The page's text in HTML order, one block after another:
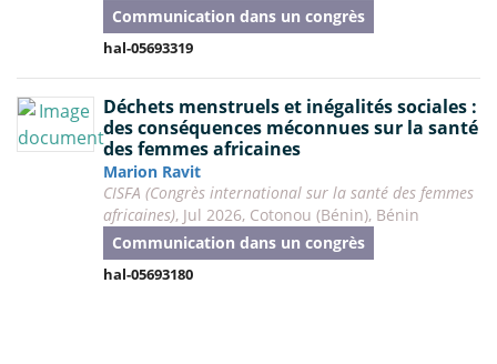
Communication dans un congrès
hal-05693319
Déchets menstruels et inégalités sociales :
des conséquences méconnues sur la santé
des femmes africaines
Marion Ravit
CISFA (Congrès international sur la santé des femmes
africaines), Jul 2026, Cotonou (Bénin), Bénin
Communication dans un congrès
hal-05693180